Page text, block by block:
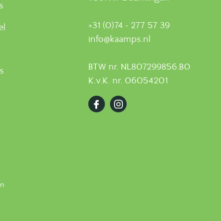
+31 (0)74 - 277 57 39
info@kaamps.nl
BTW nr. NL807299856.B0
K.v.K. nr. 06054201